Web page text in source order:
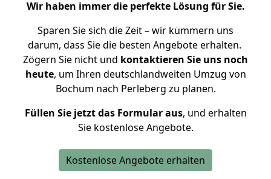
Wir haben immer die perfekte Lösung für Sie.
Sparen Sie sich die Zeit – wir kümmern uns
darum, dass Sie die besten Angebote erhalten.
Zögern Sie nicht und kontaktieren Sie uns noch
heute, um Ihren deutschlandweiten Umzug von
Bochum nach Perleberg zu planen.
Füllen Sie jetzt das Formular aus, und erhalten
Sie kostenlose Angebote.
Kostenlose Angebote erhalten